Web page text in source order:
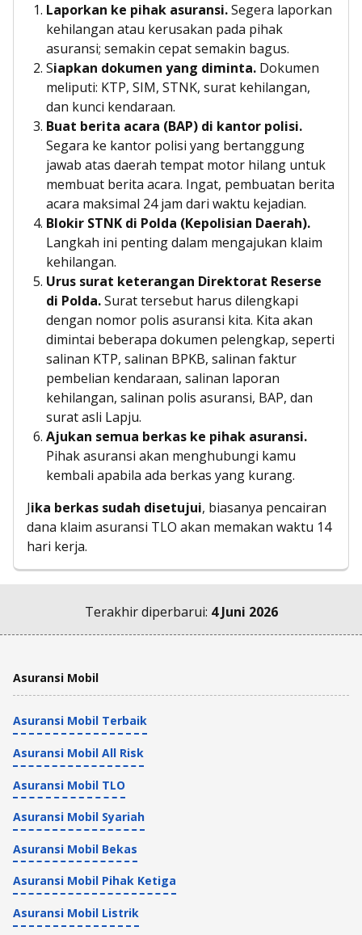
Laporkan ke pihak asuransi.Segera laporkan
kehilangan atau kerusakan pada pihak
asuransi; semakin cepat semakin bagus.
Siapkan dokumen yang diminta. Dokumen
meliputi: KTP, SIM, STNK, surat kehilangan,
dan kunci kendaraan.
Buat berita acara (BAP) di kantor polisi.
Segara ke kantor polisi yang bertanggung
jawab atas daerah tempat motor hilang untuk
membuat berita acara. Ingat, pembuatan berita
acara maksimal 24 jam dari waktu kejadian.
Blokir STNK di Polda (Kepolisian Daerah).
Langkah ini penting dalam mengajukan klaim
kehilangan.
Urus surat keterangan Direktorat Reserse
di Polda.Surat tersebut harus dilengkapi
dengan nomor polis asuransi kita. Kita akan
dimintai beberapa dokumen pelengkap, seperti
salinan KTP, salinan BPKB, salinan faktur
pembelian kendaraan, salinan laporan
kehilangan, salinan polis asuransi, BAP, dan
surat asli Lapju.
Ajukan semua berkas ke pihak asuransi.
Pihak asuransi akan menghubungi kamu
kembali apabila ada berkas yang kurang.
Jika berkas sudah disetujui, biasanya pencairan
dana klaim asuransi TLO akan memakan waktu 14
hari kerja.
Terakhir diperbarui: 4 Juni 2026
Asuransi Mobil
Asuransi Mobil Terbaik
Asuransi Mobil All Risk
Asuransi Mobil TLO
Asuransi Mobil Syariah
Asuransi Mobil Bekas
Asuransi Mobil Pihak Ketiga
Asuransi Mobil Listrik